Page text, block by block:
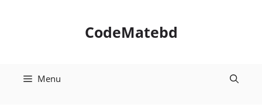
CodeMatebd
Menu